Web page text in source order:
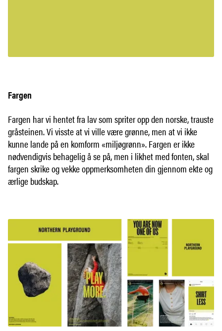
Fargen
Fargen har vi hentet fra lav som spriter opp den norske, trauste
gråsteinen. Vi visste at vi ville være grønne, men at vi ikke
kunne lande på en komform «miljøgrønn». Fargen er ikke
nødvendigvis behagelig å se på, men i likhet med fonten, skal
fargen skrike og vekke oppmerksomheten din gjennom ekte og
ærlige budskap.